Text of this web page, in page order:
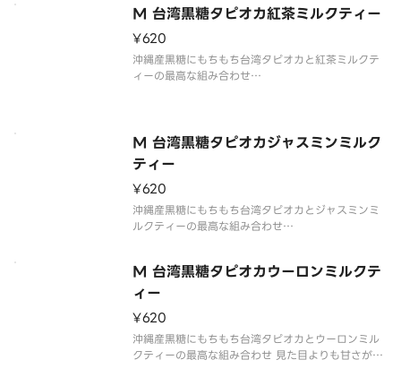
タピオカ入りです
タピオカを2倍にしたい場合はトッピング項目からタ
ピオカを選択してください
※写真はイメージです
※配達途中にカップ周りの
M 台湾黒糖タピオカ紅茶ミルクティー
¥620
沖縄産黒糖にもちもち台湾タピオカと紅茶ミルクテ
ィーの最高な組み合わせ
てください。
※写真はイメージです。
※配達途中に
M 台湾黒糖タピオカジャスミンミルク
ティー
¥620
沖縄産黒糖にもちもち台湾タピオカとジャスミンミ
ルクティーの最高な組み合わせ
したい場合はトッピング項目からタピオカを選択し
てください。
※配達
M 台湾黒糖タピオカウーロンミルクテ
ィー
¥620
沖縄産黒糖にもちもち台湾タピオカとウーロンミル
クティーの最高な組み合わせ 見た目よりも甘さが控